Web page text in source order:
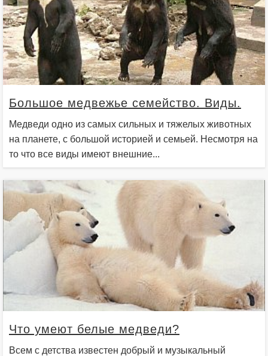
Большое медвежье семейство. Виды.
Медведи одно из самых сильных и тяжелых животных
на планете, с большой историей и семьей. Несмотря на
то что все виды имеют внешние...
Что умеют белые медведи?
Всем с детства известен добрый и музыкальный